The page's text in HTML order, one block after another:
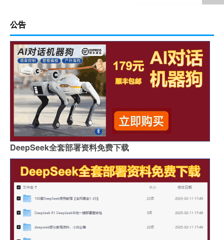
公告
DeepSeek全套部署资料免费下载